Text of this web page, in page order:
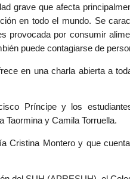
grave que afecta
en todo el mundo. Se
provocada por consumir
puede contagiarse de
en una charla abierta a
Príncipe y los
Taormina y Camila Torruella.
Cristina Montero y que